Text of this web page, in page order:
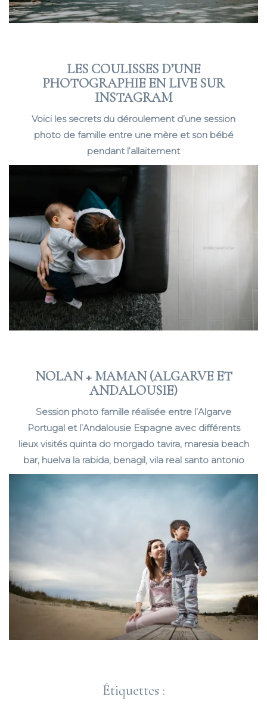
LES COULISSES D’UNE
PHOTOGRAPHIE EN LIVE SUR
INSTAGRAM
Voici les secrets du déroulement d’une session
photo de famille entre une mère et son bébé
pendant l’allaitement
NOLAN + MAMAN (ALGARVE ET
ANDALOUSIE)
Session photo famille réalisée entre l’Algarve
Portugal et l’Andalousie Espagne avec différents
lieux visités quinta do morgado tavira, maresia beach
bar, huelva la rabida, benagil, vila real santo antonio
Étiquettes :